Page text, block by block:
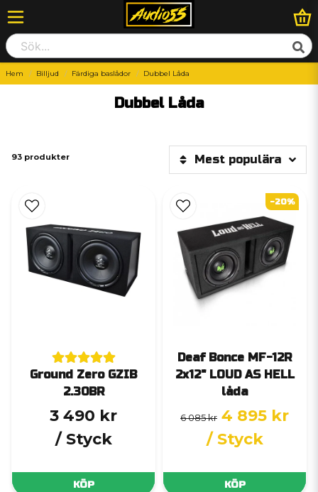
Hem Billjud Färdiga baslådor Dubbel Låda
Dubbel Låda
93 produkter Mest populära
Ground Zero GZIB
2.30BR
3 490 kr
/ Styck
KÖP
Deaf Bonce MF-12R
2x12" LOUD AS HELL
låda
6 085 kr 4 895 kr
/ Styck
KÖP
-20%